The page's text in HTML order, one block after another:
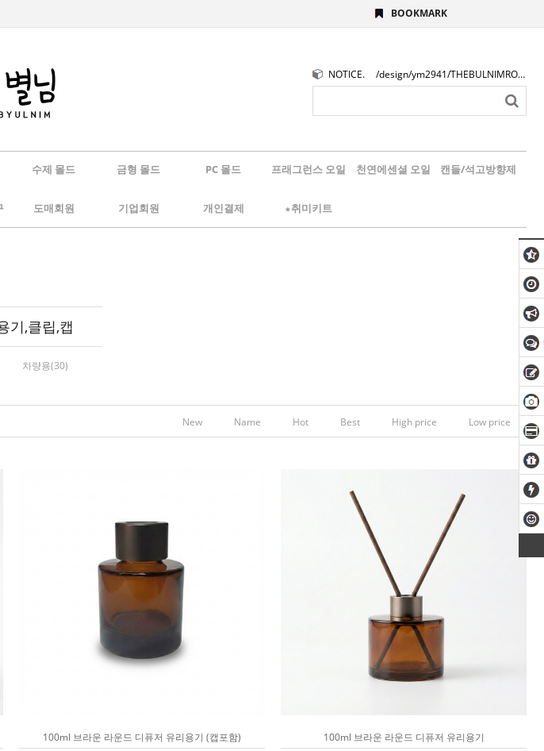
BOOKMARK
NOTICE. /design/ym2941/THEBULNIMROGO.png
수제 몰드 금형 몰드 PC 몰드 프래그런스 오일 천연에센셜 오일 캔들/석고방향제
도매회원 기업회원 개인결제 ★취미키트
기,클립,캡
차량용(30)
New Name Hot Best High price Low price
100ml 브라운 라운드 디퓨저 유리용기 (캡포함)
100ml 브라운 라운드 디퓨저 유리용기